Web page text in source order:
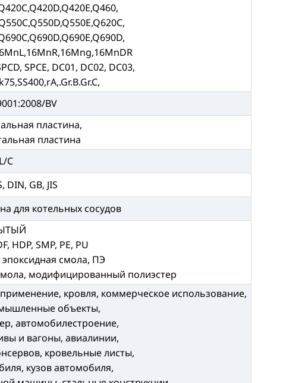
SPCE, DC01, DC02, DC03,
BV
пластина,
пластина
C
DIN, GB, JIS
для котельных сосудов
HDP, SMP, PE, PU
эпоксидная смола, ПЭ
модифицированный полиэстер
кровля, коммерческое использование,
объекты,
автомобилестроение,
и вагоны, авиалинии,
кровельные листы,
кузов автомобиля,